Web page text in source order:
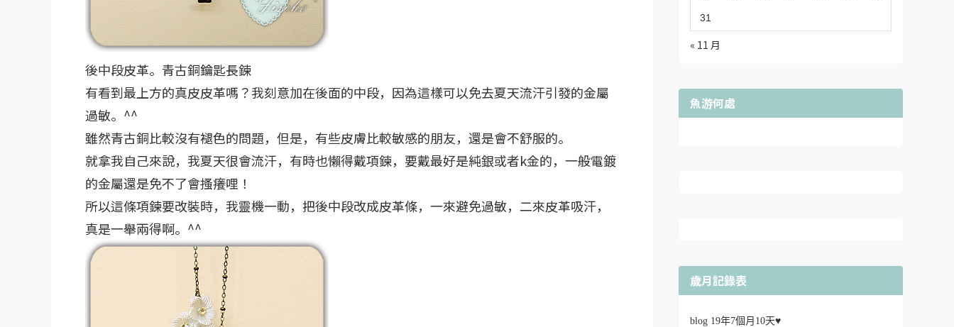
後中段皮革。青古銅鑰匙長鍊
有看到最上方的真皮皮革嗎？我刻意加在後面的中段，因為這樣可以免去夏天流汗引發的金屬
過敏。^^
雖然青古銅比較沒有褪色的問題，但是，有些皮膚比較敏感的朋友，還是會不舒服的。
就拿我自己來說，我夏天很會流汗，有時也懶得戴項鍊，要戴最好是純銀或者k金的，一般電鍍
的金屬還是免不了會搔癢哩！
所以這條項鍊要改裝時，我靈機一動，把後中段改成皮革條，一來避免過敏，二來皮革吸汗，
真是一舉兩得啊。^^
31
« 11 月
魚游何處
歲月記錄表
blog 19年7個月10天♥